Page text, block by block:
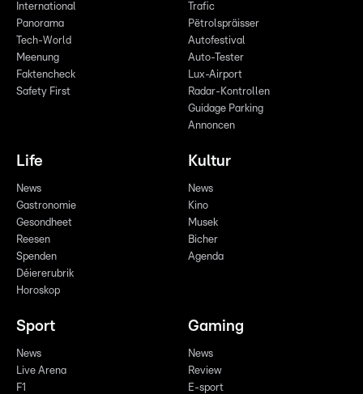
International
Panorama
Tech-World
Meenung
Faktencheck
Safety First
Trafic
Pëtrolspräisser
Autofestival
Auto-Tester
Lux-Airport
Radar-Kontrollen
Guidage Parking
Annoncen
Life
News
Gastronomie
Gesondheet
Reesen
Spenden
Déiererubrik
Horoskop
Kultur
News
Kino
Musek
Bicher
Agenda
Sport
News
Live Arena
F1
Gaming
News
Review
E-sport